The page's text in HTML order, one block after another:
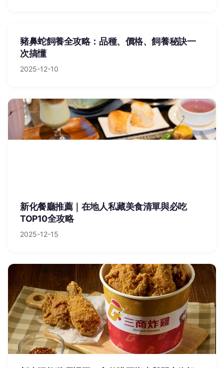
豬鼻蛇飼養全攻略：品種、價格、飼養秘訣一
次搞懂
2025-12-10
新化餐廳推薦｜在地人私藏美食清單與必吃
TOP10全攻略
2025-12-15